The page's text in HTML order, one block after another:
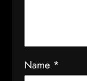
Name *